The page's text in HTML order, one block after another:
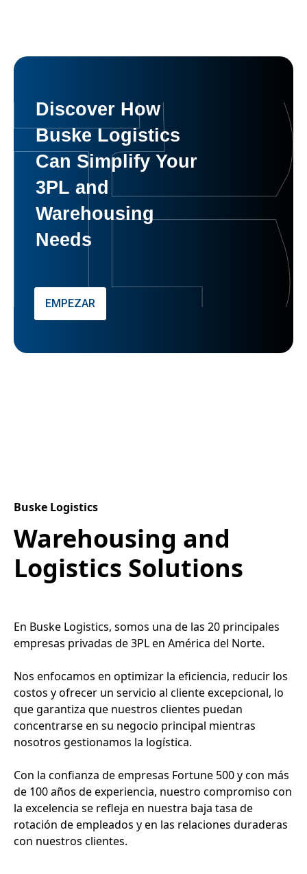
Discover How
Buske Logistics
Can Simplify Your
3PL and
Warehousing
Needs
EMPEZAR
Buske Logistics
Warehousing and
Logistics Solutions
En Buske Logistics, somos una de las 20 principales
empresas privadas de 3PL en América del Norte.
Nos enfocamos en optimizar la eficiencia, reducir los
costos y ofrecer un servicio al cliente excepcional, lo
que garantiza que nuestros clientes puedan
concentrarse en su negocio principal mientras
nosotros gestionamos la logística.
Con la confianza de empresas Fortune 500 y con más
de 100 años de experiencia, nuestro compromiso con
la excelencia se refleja en nuestra baja tasa de
rotación de empleados y en las relaciones duraderas
con nuestros clientes.